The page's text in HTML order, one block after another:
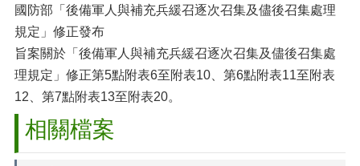
國防部「後備軍人與補充兵緩召逐次召集及儘後召集處理
規定」修正發布
旨案關於「後備軍人與補充兵緩召逐次召集及儘後召集處
理規定」修正第5點附表6至附表10、第6點附表11至附表
12、第7點附表13至附表20。
相關檔案